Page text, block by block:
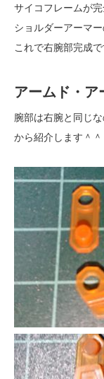
サイコフレームが
ショルダーアーマ
これで右腕部完成
アームド・ア
腕部は右腕と同じ
から紹介します＾＾